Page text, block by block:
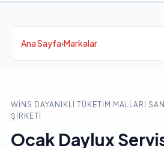
Ana Sayfa›Markalar
WINS DAYANIKLI TÜKETIM MALLARI
ŞIRKETI
Ocak Daylux